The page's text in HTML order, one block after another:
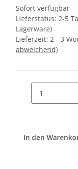
Sofort verfügbar
Lieferstatus: 2-5
Lagerware)
Lieferzeit: 2 - 3
abweichend)
In den